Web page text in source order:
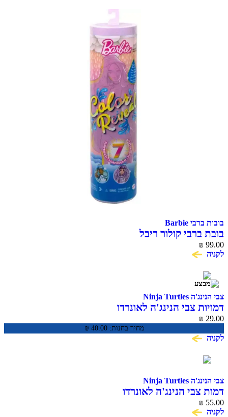
בובות ברבי Barbie
בובת ברבי קולור ריבל
₪ 99.00
לקניה
צבי הנינג'ה Ninja Turtles
דמויות צבי הנינג'ה לאונרדו
מחיר בחנות: ₪ 40.00
₪ 29.00
לקניה
צבי הנינג'ה Ninja Turtles
דמות צבי הנינג'ה לאונרדו
₪ 55.00
לקניה